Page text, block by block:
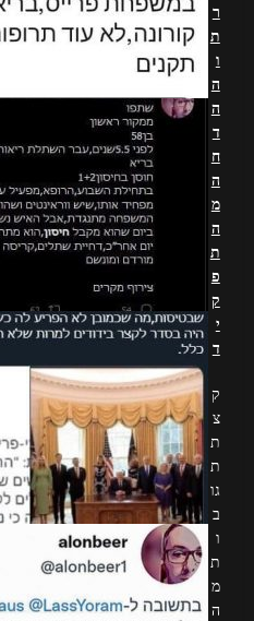
ר
ת
ו
ה
ה
ד
ח
ה
מ
ה
ת
פ
ק
י
ד
ק
צ
ת
ת
גו
ב
ו
ת
מ
ה